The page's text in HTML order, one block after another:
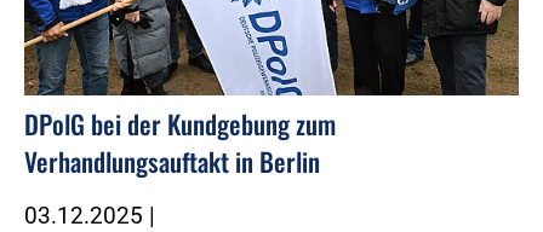
DPolG bei der Kundgebung zum
Verhandlungsauftakt in Berlin
03.12.2025 |